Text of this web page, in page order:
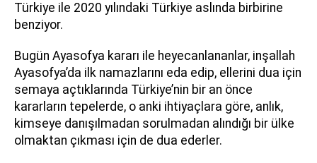
Türkiye ile 2020 yılındaki Türkiye aslında birbirine
benziyor.
Bugün Ayasofya kararı ile heyecanlananlar, inşallah
Ayasofya’da ilk namazlarını eda edip, ellerini dua için
semaya açtıklarında Türkiye’nin bir an önce
kararların tepelerde, o anki ihtiyaçlara göre, anlık,
kimseye danışılmadan sorulmadan alındığı bir ülke
olmaktan çıkması için de dua ederler.